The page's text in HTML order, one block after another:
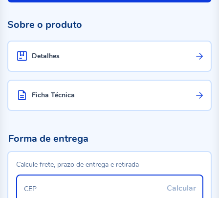
Sobre o produto
Detalhes
Ficha Técnica
Forma de entrega
Calcule frete, prazo de entrega e retirada
Calcular
CEP